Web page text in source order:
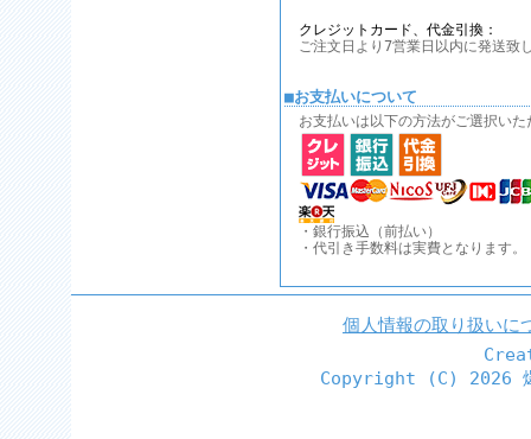
クレジットカード、代金引換：
ご注文日より7営業日以内に発送致
■お支払いについて
お支払いは以下の方法がご選択いた
・銀行振込（前払い）
・代引き手数料は実費となります。
個人情報の取り扱いに
Copyright (C) 2026